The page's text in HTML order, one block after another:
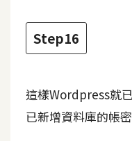
Step16
這樣Wordpress就
已新增資料庫的帳